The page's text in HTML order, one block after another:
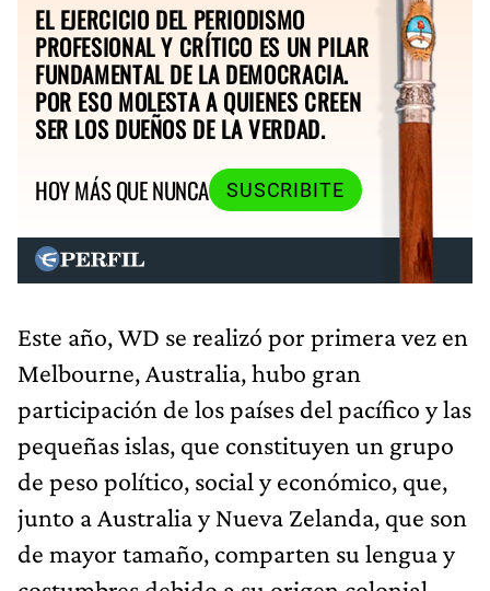
EL EJERCICIO DEL PERIODISMO
PROFESIONAL Y CRÍTICO ES UN PILAR
FUNDAMENTAL DE LA DEMOCRACIA.
POR ESO MOLESTA A QUIENES CREEN
SER LOS DUEÑOS DE LA VERDAD.
HOY MÁS QUE NUNCA
SUSCRIBITE
Este año, WD se realizó por primera vez en
Melbourne, Australia, hubo gran
participación de los países del pacífico y las
pequeñas islas, que constituyen un grupo
de peso político, social y económico, que,
junto a Australia y Nueva Zelanda, que son
de mayor tamaño, comparten su lengua y